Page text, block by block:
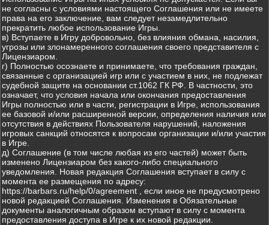
не согласны с условиями настоящего Соглашения или не имеете
права на его заключение, вам следует незамедлительно
прекратить любое использование Игры.
в) Вступаете в Игру добровольно, без влияния обмана, насилия,
угрозы или злонамеренного соглашения своего представителя с
Лицензиаром.
г) Полностью осознаете и принимаете, что требования граждан,
связанные с организацией игр или с участием в них, не подлежат
судебной защите на основании ст.1062 ГК РФ. В частности, это
означает, что условия начала или окончания предоставления
Игры полностью или в части, регистрации в Игре, использования
ее базовой и/или расширенной версии, определения наличия или
отсутствия в действиях Пользователя нарушений, наложения
игровых санкций относятся к вопросам организации и/или участия
в Игре.
д) Соглашение (в том числе любая из его частей) может быть
изменено Лицензиаром без какого-либо специального
уведомления. Новая редакция Соглашения вступает в силу с
момента ее размещения по адресу:
https://barbars.ru/help/0/agreement , если иное не предусмотрено
новой редакцией Соглашения. Изменения в Обязательные
документы аналогичным образом вступают в силу с момента
предоставления доступа в Игре к их новой редакции.